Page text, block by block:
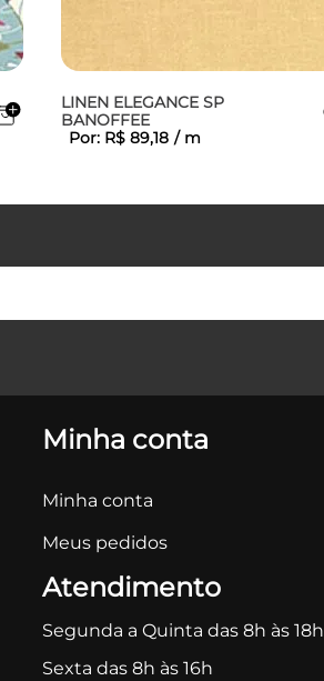
LINEN ELEGANCE SP
BANOFFEE
Por: R$ 89,18 / m
Minha conta
Minha conta
Meus pedidos
Atendimento
Segunda a Quinta das 8h às 18h
Sexta das 8h às 16h